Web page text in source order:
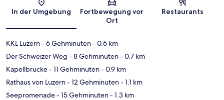
Karte
In der Umgebung
Fortbewegung vor
Ort
Restaurants
KKL Luzern- 6 Gehminuten- 0.6 km
Der Schweizer Weg - 8 Gehminuten- 0.7 km
Kapellbrücke- 11 Gehminuten- 0.9 km
Rathaus von Luzern- 12 Gehminuten- 1.1 km
Seepromenade- 15 Gehminuten- 1.3 km